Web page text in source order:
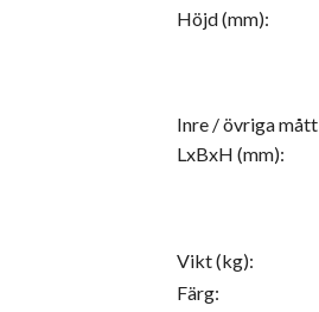
Höjd (mm):
Inre / övriga mått
LxBxH (mm):
Vikt (kg):
Färg: